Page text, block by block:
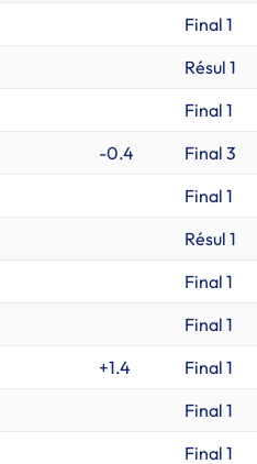
Final 1
Résul 1
Final 1
-0.4 Final 3
Final 1
Résul 1
Final 1
Final 1
+1.4 Final 1
Final 1
Final 1